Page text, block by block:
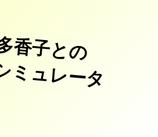
香子との
ミュレータ